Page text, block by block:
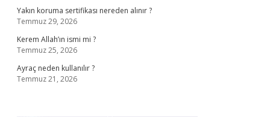
Yakın koruma sertifikası nereden alınır ?
Temmuz 29, 2026
Kerem Allah’ın ismi mi ?
Temmuz 25, 2026
Ayraç neden kullanılır ?
Temmuz 21, 2026